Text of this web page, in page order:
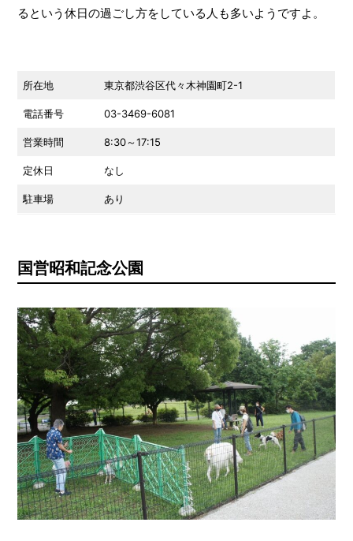
るという休日の過ごし方をしている人も多いようですよ。
所在地 東京都渋谷区代々木神園町2-1
電話番号 03-3469-6081
営業時間 8:30～17:15
定休日 なし
駐車場 あり
国営昭和記念公園